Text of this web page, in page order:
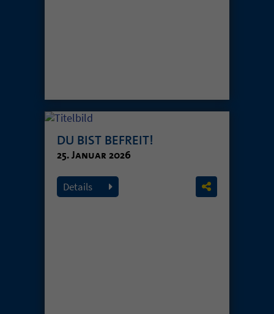
DU BIST BEFREIT!
25. Januar 2026
Details